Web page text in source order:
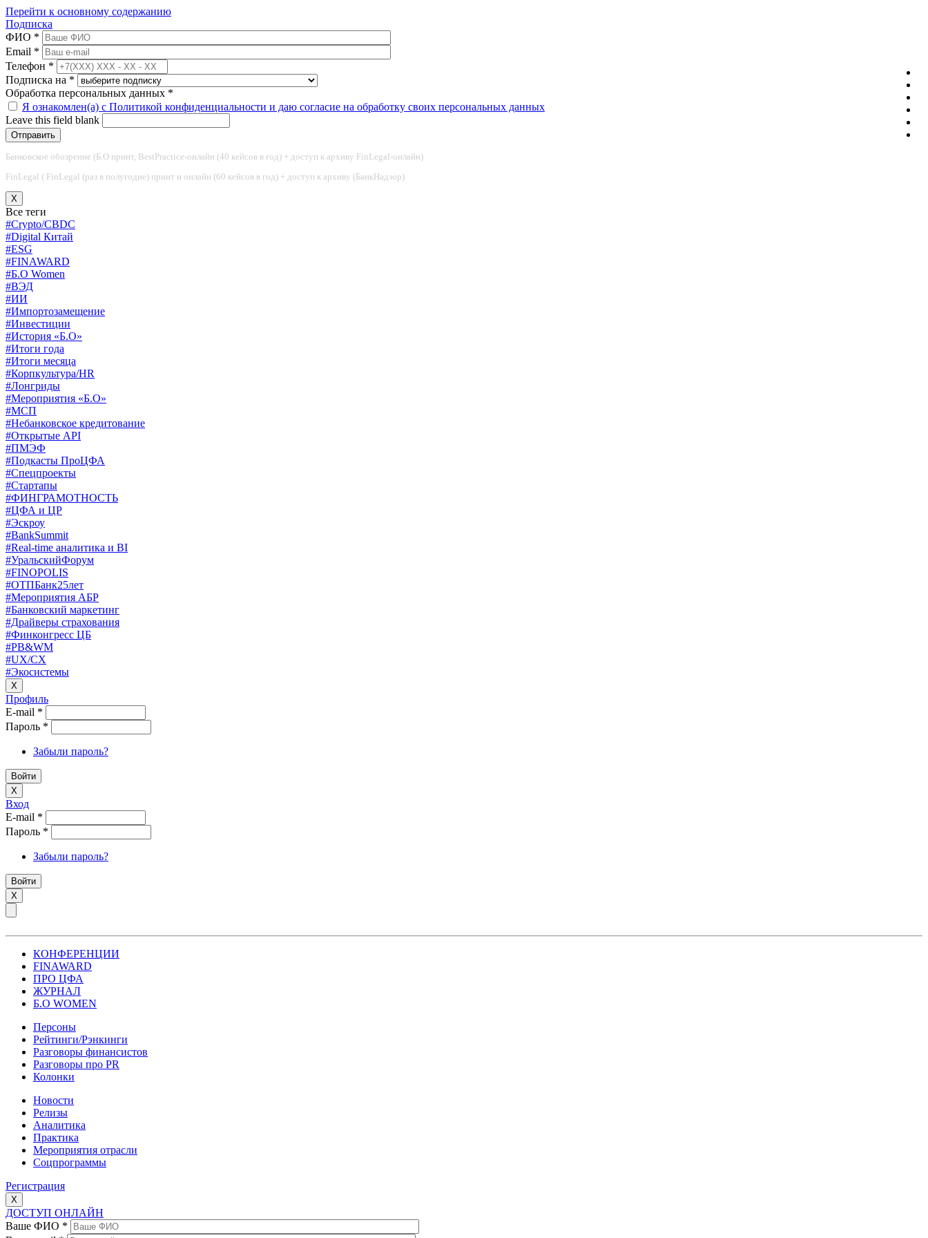
Перейти к основному содержанию
Подписка
ФИО *
Email *
Телефон *
Подписка на *
Обработка персональных данных *
Я ознакомлен(а) с Политикой конфиденциальности и даю согласие на обработку своих персональных данных
Leave this field blank
Банковское обозрение (Б.О принт, BestPractice-онлайн (40 кейсов в год) + доступ к архиву FinLegal-онлайн)
FinLegal ( FinLegal (раз в полугодие) принт и онлайн (60 кейсов в год) + доступ к архиву (БанкНадзор)
X
Все теги
#Crypto/CBDC
#Digital Китай
#ESG
#FINAWARD
#Б.О Women
#ВЭД
#ИИ
#Импортозамещение
#Инвестиции
#История «Б.О»
#Итоги года
#Итоги месяца
#Корпкультура/HR
#Лонгриды
#Мероприятия «Б.О»
#МСП
#Небанковское кредитование
#Открытые API
#ПМЭФ
#Подкасты ПроЦФА
#Спецпроекты
#Стартапы
#ФИНГРАМОТНОСТЬ
#ЦФА и ЦР
#Эскроу
#BankSummit
#Real-time аналитика и BI
#УральскийФорум
#FINOPOLIS
#ОТПБанк25лет
#Мероприятия АБР
#Банковский маркетинг
#Драйверы страхования
#Финконгресс ЦБ
#PB&WM
#UX/CX
#Экосистемы
X
Профиль
E-mail *
Пароль *
Забыли пароль?
X
Вход
E-mail *
Пароль *
Забыли пароль?
X
КОНФЕРЕНЦИИ
FINAWARD
ПРО ЦФА
ЖУРНАЛ
Б.О WOMEN
Персоны
Рейтинги/Рэнкинги
Разговоры финансистов
Разговоры про PR
Колонки
Новости
Релизы
Аналитика
Практика
Мероприятия отрасли
Соцпрограммы
Регистрация
X
ДОСТУП ОНЛАЙН
Ваше ФИО *